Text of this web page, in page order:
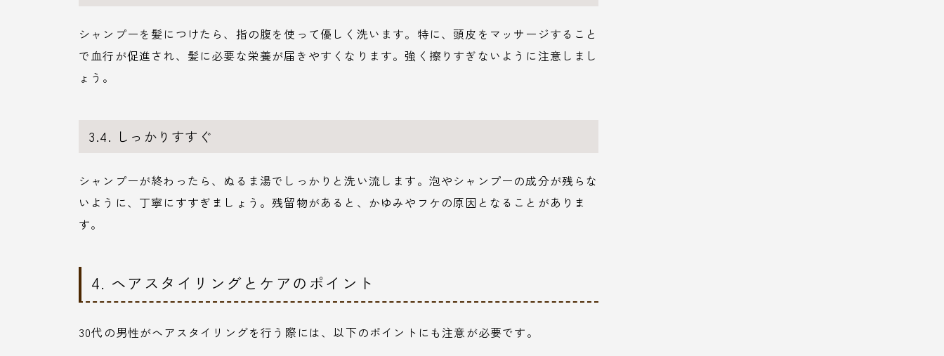
シャンプーを髪につけたら、指の腹を使って優しく洗います。特に、頭皮をマッサージすること
で血行が促進され、髪に必要な栄養が届きやすくなります。強く擦りすぎないように注意しまし
ょう。
3.4. しっかりすすぐ
シャンプーが終わったら、ぬるま湯でしっかりと洗い流します。泡やシャンプーの成分が残らな
いように、丁寧にすすぎましょう。残留物があると、かゆみやフケの原因となることがありま
す。
4. ヘアスタイリングとケアのポイント
30代の男性がヘアスタイリングを行う際には、以下のポイントにも注意が必要です。